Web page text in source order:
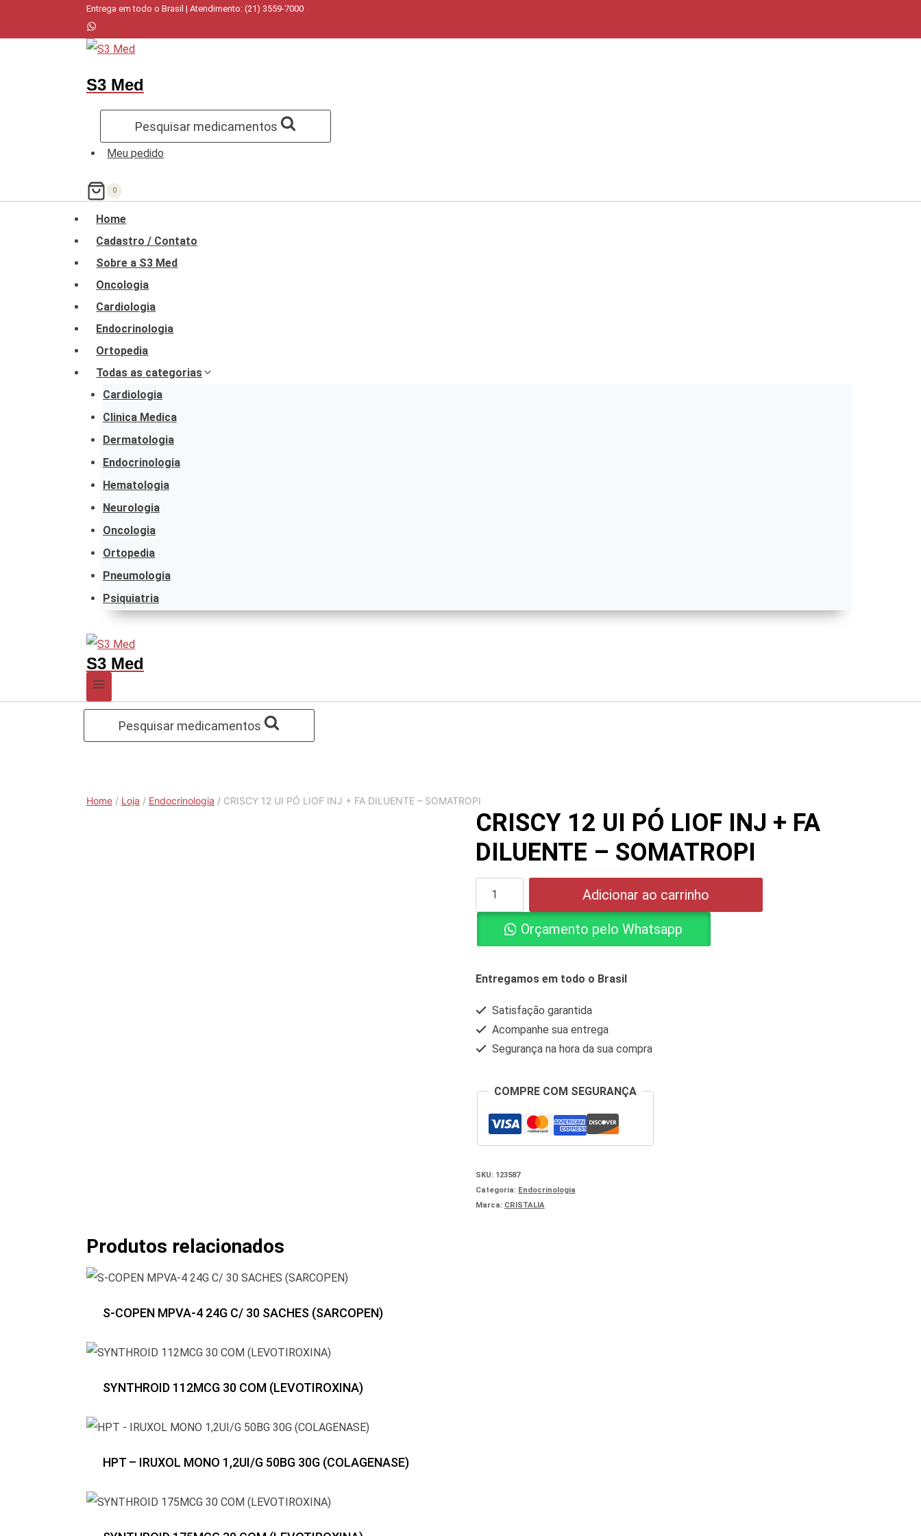
Entrega em todo o Brasil | Atendimento: (21) 3559-7000
S3 Med
Pesquisar medicamentos
Meu pedido
0
Home
Cadastro / Contato
Sobre a S3 Med
Oncologia
Cardiologia
Endocrinologia
Ortopedia
Todas as categorias
Cardiologia
Clinica Medica
Dermatologia
Endocrinologia
Hematologia
Neurologia
Oncologia
Ortopedia
Pneumologia
Psiquiatria
S3 Med
Pesquisar medicamentos
Home / Loja / Endocrinologia / CRISCY 12 UI PÓ LIOF INJ + FA DILUENTE – SOMATROPI
CRISCY 12 UI PÓ LIOF INJ + FA
DILUENTE – SOMATROPI
CRISCY
12
LIOF
FA
quantidade
Adicionar ao carrinho
Orçamento pelo Whatsapp
Entregamos em todo o Brasil
Satisfação garantida
Acompanhe sua entrega
Segurança na hora da sua compra
COMPRE COM SEGURANÇA
SKU: 123587
Categoria: Endocrinologia
Marca: CRISTALIA
Produtos relacionados
S-COPEN MPVA-4 24G C/ 30 SACHES (SARCOPEN)
SYNTHROID 112MCG 30 COM (LEVOTIROXINA)
HPT – IRUXOL MONO 1,2UI/G 50BG 30G (COLAGENASE)